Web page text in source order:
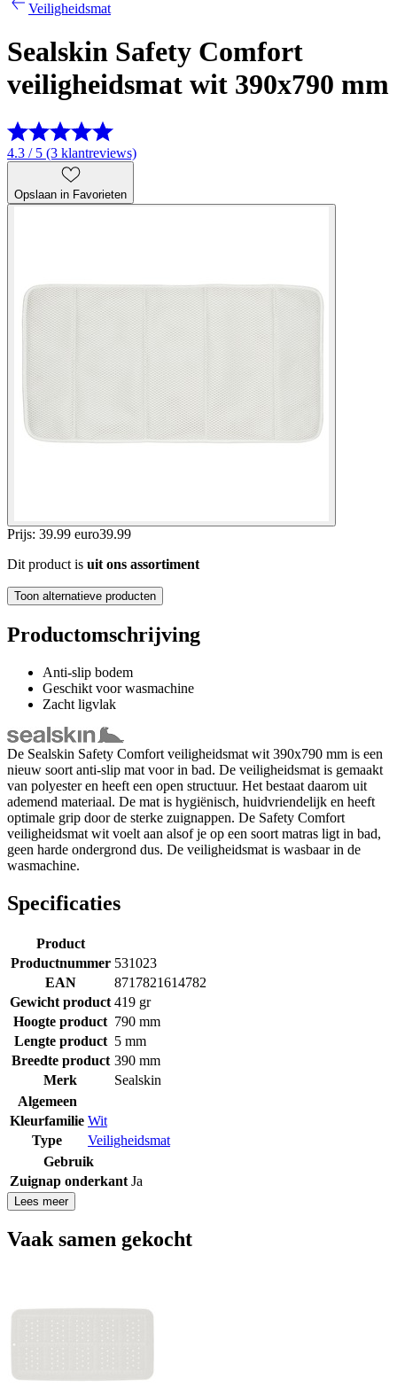
Veiligheidsmat
Sealskin Safety Comfort
veiligheidsmat wit 390x790 mm
4.3 / 5 (3 klantreviews)
Opslaan in Favorieten
Prijs: 39.99 euro39.99
Dit product is uit ons assortiment
Toon alternatieve producten
Productomschrijving
Anti-slip bodem
Geschikt voor wasmachine
Zacht ligvlak
De Sealskin Safety Comfort veiligheidsmat wit 390x790 mm is een
nieuw soort anti-slip mat voor in bad. De veiligheidsmat is gemaakt
van polyester en heeft een open structuur. Het bestaat daarom uit
ademend materiaal. De mat is hygiënisch, huidvriendelijk en heeft
optimale grip door de sterke zuignappen. De Safety Comfort
veiligheidsmat wit voelt aan alsof je op een soort matras ligt in bad,
geen harde ondergrond dus. De veiligheidsmat is wasbaar in de
wasmachine.
Specificaties
Product
Productnummer 531023
EAN
8717821614782
Gewicht product 419 gr
Hoogte product 790 mm
Lengte product 5 mm
Breedte product 390 mm
Merk
Sealskin
Algemeen
Kleurfamilie Wit
Type
Veiligheidsmat
Gebruik
Zuignap onderkant Ja
Lees meer
Vaak samen gekocht